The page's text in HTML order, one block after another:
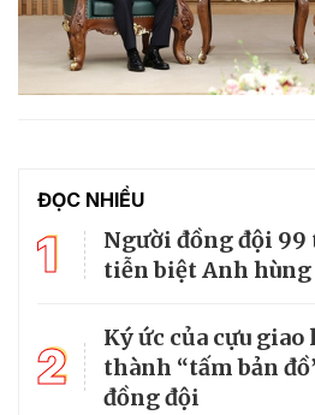
ĐỌC NHIỀU
1
Người đồng đội
tiễn biệt Anh hùng
2
Ký ức của cựu
thành “tấm bản
đồng đội